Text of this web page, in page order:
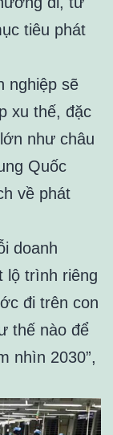
tiêu phát
nghiệp sẽ
xu thế, đặc
như châu
Quốc
về phát
doanh
lộ trình riêng
đi trên con
thế nào để
nhìn 2030”,